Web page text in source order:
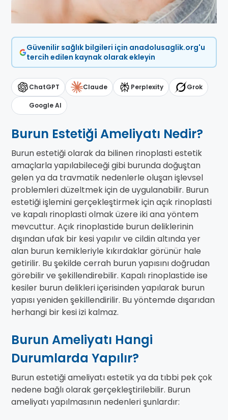
Güvenilir sağlık bilgileri için anadolusaglik.org'u
tercih edilen kaynak olarak ekleyin
ChatGPT Claude Perplexity Grok
Google AI
Burun Estetiği Ameliyatı Nedir?
Burun estetiği olarak da bilinen rinoplasti estetik
amaçlarla yapılabileceği gibi burunda doğuştan
gelen ya da travmatik nedenlerle oluşan işlevsel
problemleri düzeltmek için de uygulanabilir. Burun
estetiği işlemini gerçekleştirmek için açık rinoplasti
ve kapalı rinoplasti olmak üzere iki ana yöntem
mevcuttur. Açık rinoplastide burun deliklerinin
dışından ufak bir kesi yapılır ve cildin altında yer
alan burun kemikleriyle kıkırdaklar görünür hale
getirilir. Bu şekilde cerrah burun yapısını doğrudan
görebilir ve şekillendirebilir. Kapalı rinoplastide ise
kesiler burun delikleri içerisinden yapılarak burun
yapısı yeniden şekillendirilir. Bu yöntemde dışarıdan
herhangi bir kesi izi kalmaz.
Burun Ameliyatı Hangi
Durumlarda Yapılır?
Burun estetiği ameliyatı estetik ya da tıbbi pek çok
nedene bağlı olarak gerçekleştirilebilir. Burun
ameliyatı yapılmasının nedenleri şunlardır: